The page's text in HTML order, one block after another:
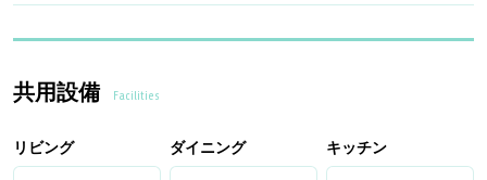
共用設備 Facilities
リビング ダイニング キッチン